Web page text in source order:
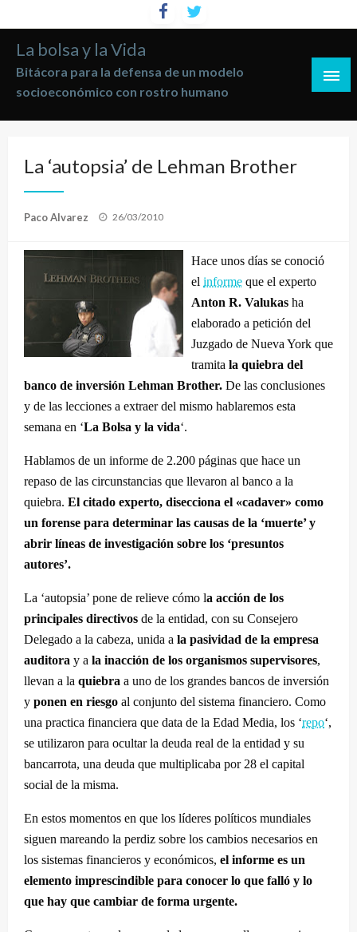
al
contenido
La bolsa y la Vida
Bitácora para la defensa de un modelo
socioeconómico con rostro humano
La ‘autopsia’ de Lehman Brother
Paco Alvarez
Publicado
26/03/2010
Hace unos días se conoció
el informe que el experto
Anton R. Valukas ha
elaborado a petición del
Juzgado de Nueva York que
tramita la quiebra del
banco de inversión Lehman Brother. De las conclusiones
y de las lecciones a extraer del mismo hablaremos esta
semana en ‘La Bolsa y la vida‘.
Hablamos de un informe de 2.200 páginas que hace un
repaso de las circunstancias que llevaron al banco a la
quiebra. El citado experto, disecciona el «cadaver» como
un forense para determinar las causas de la ‘muerte’ y
abrir líneas de investigación sobre los ‘presuntos
autores’.
La ‘autopsia’ pone de relieve cómo la acción de los
principales directivos de la entidad, con su Consejero
Delegado a la cabeza, unida a la pasividad de la empresa
auditora y a la inacción de los organismos supervisores,
llevan a la quiebra a uno de los grandes bancos de inversión
y ponen en riesgo al conjunto del sistema financiero. Como
una practica financiera que data de la Edad Media, los ‘repo‘,
se utilizaron para ocultar la deuda real de la entidad y su
bancarrota, una deuda que multiplicaba por 28 el capital
social de la misma.
En estos momentos en que los líderes políticos mundiales
siguen mareando la perdiz sobre los cambios necesarios en
los sistemas financieros y económicos, el informe es un
elemento imprescindible para conocer lo que falló y lo
que hay que cambiar de forma urgente.